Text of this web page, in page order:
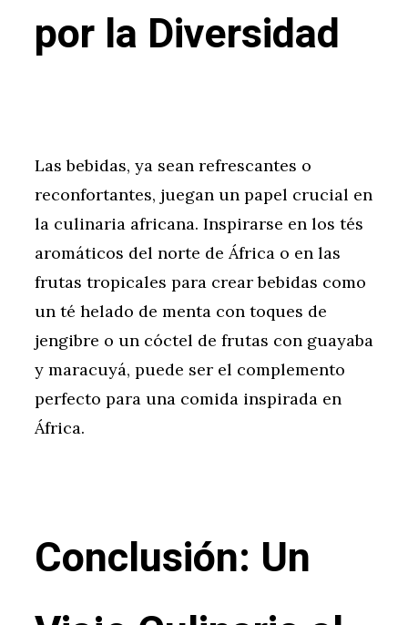
por la Diversidad
Las bebidas, ya sean refrescantes o
reconfortantes, juegan un papel crucial en
la culinaria africana. Inspirarse en los tés
aromáticos del norte de África o en las
frutas tropicales para crear bebidas como
un té helado de menta con toques de
jengibre o un cóctel de frutas con guayaba
y maracuyá, puede ser el complemento
perfecto para una comida inspirada en
África.
Conclusión: Un